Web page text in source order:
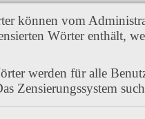
können vom
Wörter enthält,
werden für alle
Zensierungssystem